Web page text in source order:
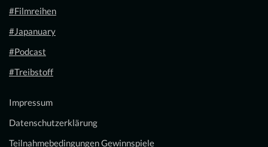
#Filmreihen
#Japanuary
#Podcast
#Treibstoff
Impressum
Datenschutzerklärung
Teilnahmebedingungen Gewinnspiele